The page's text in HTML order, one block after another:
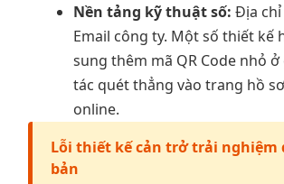
Nền tảng kỹ thuật số: Địa chỉ
Email công ty. Một số thiết kế
sung thêm mã QR Code nhỏ
tác quét thẳng vào trang hồ
online.
Lỗi thiết kế cản trở trải nghiệm
bản